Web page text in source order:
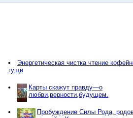
Энергетическая чистка чтение
гущи
Карты скажут правду—о
любви,верности,будущем.
Пробуждение Силы Рода,